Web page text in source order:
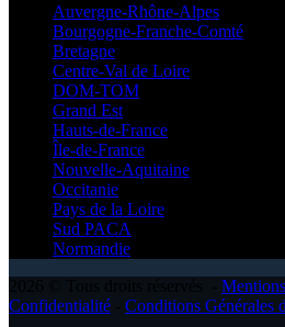
Auvergne-Rhône-Alpes
Bourgogne-Franche-Comté
Bretagne
Centre-Val de Loire
DOM-TOM
Grand Est
Hauts-de-France
Île-de-France
Nouvelle-Aquitaine
Occitanie
Pays de la Loire
Sud PACA
Normandie
Confidentialité
Conditions Générales